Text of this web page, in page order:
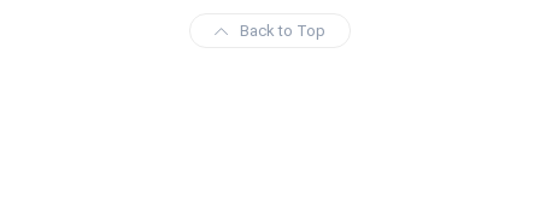
Back to Top